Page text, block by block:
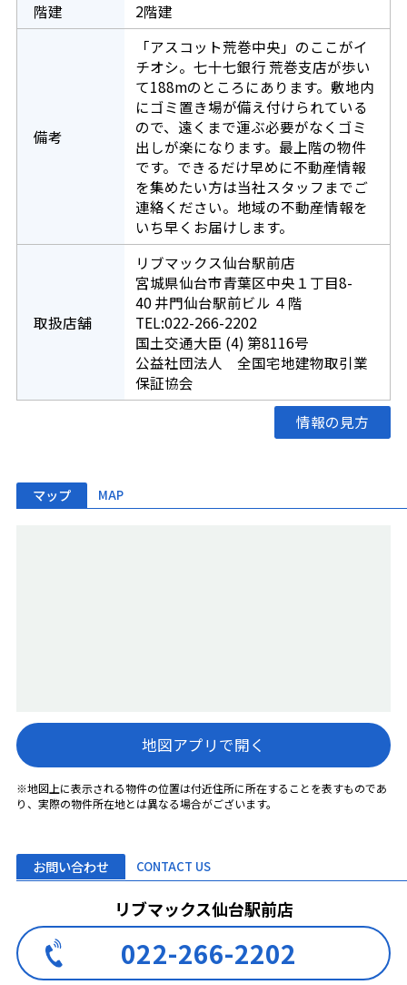
階建
2階建
備考
「アスコット荒巻中央」のここがイ
チオシ。七十七銀行 荒巻支店が歩い
て188mのところにあります。敷地内
にゴミ置き場が備え付けられている
ので、遠くまで運ぶ必要がなくゴミ
出しが楽になります。最上階の物件
です。できるだけ早めに不動産情報
を集めたい方は当社スタッフまでご
連絡ください。地域の不動産情報を
いち早くお届けします。
取扱店舗
リブマックス仙台駅前店
宮城県仙台市青葉区中央１丁目8-
40 井門仙台駅前ビル ４階
TEL:022-266-2202
国土交通大臣 (4) 第8116号
公益社団法人 全国宅地建物取引業
保証協会
情報の見方
マップ MAP
地図アプリで開く
※地図上に表示される物件の位置は付近住所に所在することを表すものであ
り、実際の物件所在地とは異なる場合がございます。
お問い合わせ CONTACT US
リブマックス仙台駅前店
022-266-2202